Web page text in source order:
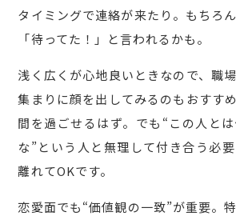
タイミングで連絡が来たり。もちろ
「待ってた！」と言われるかも。
浅く広くが心地良いときなので、職
集まりに顔を出してみるのもおすす
間を過ごせるはず。でも“この人と
な”という人と無理して付き合う必
離れてOKです。
恋愛面でも“価値観の一致”が重要。